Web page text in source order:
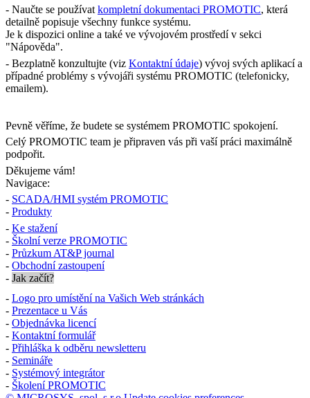
- Naučte se používat kompletní dokumentaci PROMOTIC, která
detailně popisuje všechny funkce systému.
Je k dispozici online a také ve vývojovém prostředí v sekci
"Nápověda".
- Bezplatně konzultujte (viz Kontaktní údaje) vývoj svých aplikací a
případné problémy s vývojáři systému PROMOTIC (telefonicky,
emailem).
Pevně věříme, že budete se systémem PROMOTIC spokojení.
Celý PROMOTIC team je připraven vás při vaší práci maximálně
podpořit.
Děkujeme vám!
Navigace:
- SCADA/HMI systém PROMOTIC
- Produkty
- Ke stažení
- Školní verze PROMOTIC
- Průzkum AT&P journal
- Obchodní zastoupení
- Jak začít?
- Logo pro umístění na Vašich Web stránkách
- Prezentace u Vás
- Objednávka licencí
- Kontaktní formulář
- Přihláška k odběru newsletteru
- Semináře
- Systémový integrátor
- Školení PROMOTIC